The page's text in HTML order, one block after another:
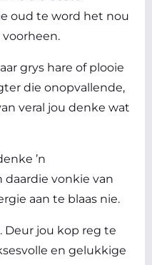
oud te word het nou
voorheen.
grys hare of plooie
die onopvallende,
veral jou denke wat
’n
vonkie van
aan te blaas nie.
Deur jou kop reg te
en gelukkige